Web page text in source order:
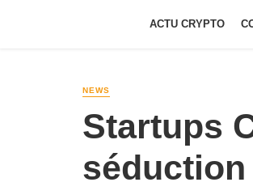
ACTU CRYPTO
NEWS
Startups